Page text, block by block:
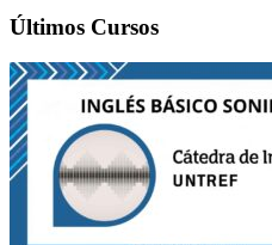
Últimos Cursos